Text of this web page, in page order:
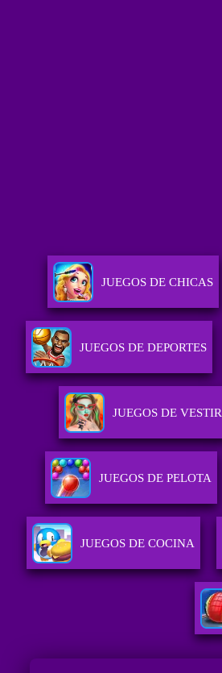
JUEGOS DE CHICAS
JUEGOS DE DEPORTES
JUEGOS DE VESTIR
JUEGOS DE PELOTA
JUEGOS DE COCINA